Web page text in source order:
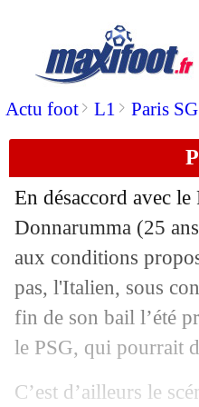
Actu foot> L1 > Paris SG
En désaccord avec
Donnarumma (25
aux conditions
pas, l'Italien, sous
fin de son bail l’été
le PSG, qui pourrait
C’est d’ailleurs le
: City,
11/01 Ang. (Cpe):
11/01 Nantes:
11/01 PSG:
11/01 Real : Olmo,
11/01 Rennes : Jota
PSG : Luis